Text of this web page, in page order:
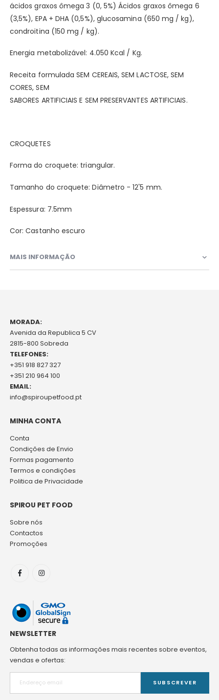
ácidos graxos ômega 3 (0, 5%) Ácidos graxos ômega 6
(3,5%), EPA + DHA (0,5%), glucosamina (650 mg / kg),
condroitina (150 mg / kg).
Energia metabolizável: 4.050 Kcal / Kg.
Receita formulada SEM CEREAIS, SEM LACTOSE, SEM
CORES, SEM
SABORES ARTIFICIAIS E SEM PRESERVANTES ARTIFICIAIS.
CROQUETES
Forma do croquete: triangular.
Tamanho do croquete: Diâmetro - 12'5 mm.
Espessura: 7.5mm
Cor: Castanho escuro
MAIS INFORMAÇÃO
MORADA:
Avenida da Republica 5 CV
2815-800 Sobreda
TELEFONES:
+351 918 827 327
+351 210 964 100
EMAIL:
info@spiroupetfood.pt
MINHA CONTA
Conta
Condições de Envio
Formas pagamento
Termos e condições
Politica de Privacidade
SPIROU PET FOOD
Sobre nós
Contactos
Promoções
NEWSLETTER
Obtenha todas as informações mais recentes sobre eventos,
vendas e ofertas:
SUBSCREVER